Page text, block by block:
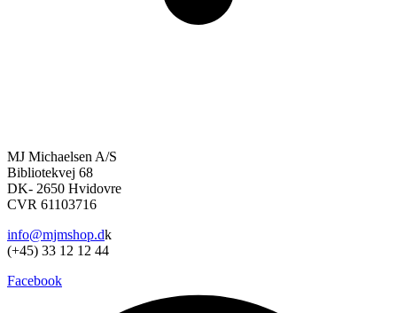
MJ Michaelsen A/S
Bibliotekvej 68
DK- 2650 Hvidovre
CVR 61103716
info@mjmshop.dk
(+45) 33 12 12 44
Facebook